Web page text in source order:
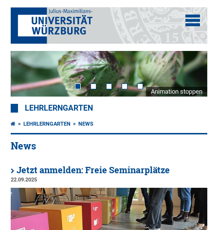
Animation stoppen
LEHRLERNGARTEN
LEHRLERNGARTEN NEWS
News
Jetzt anmelden: Freie Seminarplätze
22.09.2025